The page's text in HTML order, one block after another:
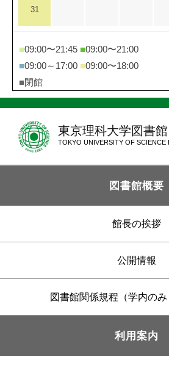
31
■09:00〜21:45 ■09:00〜21:00
■09:00～17:00 ■09:00〜18:00
■閉館
東京理科大学図書館
TOKYO UNIVERSITY OF SCIENCE
図書館概要
館長の挨拶
公開情報
図書館関係規程（学内のみ
利用案内